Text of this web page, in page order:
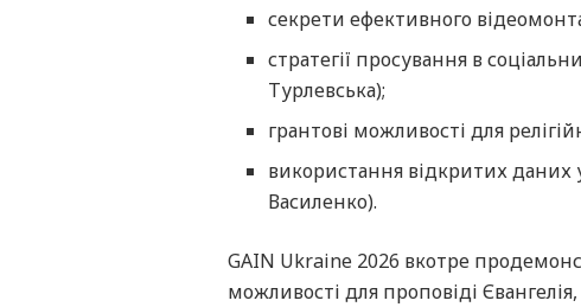
секрети ефективного
стратегії просування в
Турлевська);
грантові можливості для
використання відкритих даних
Василенко).
GAIN Ukraine 2026 вкотре
можливості для проповіді